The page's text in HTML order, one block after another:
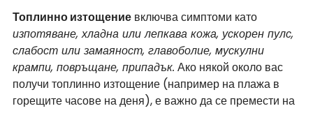
Топлинно изтощение включва симптоми като
изпотяване, хладна или лепкава кожа, ускорен пулс,
слабост или замаяност, главоболие, мускулни
крампи, повръщане, припадък. Ако някой около вас
получи топлинно изтощение (например на плажа в
горещите часове на деня), е важно да се премести на